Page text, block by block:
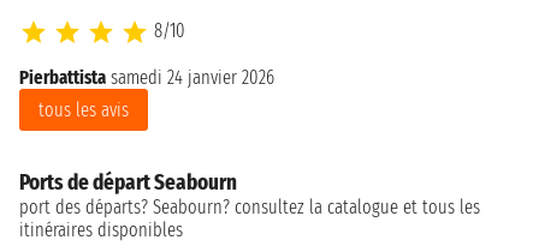
8/10
Pierbattista samedi 24 janvier 2026
tous les avis
Ports de départ Seabourn
port des départs? Seabourn? consultez la catalogue et tous les
itinéraires disponibles